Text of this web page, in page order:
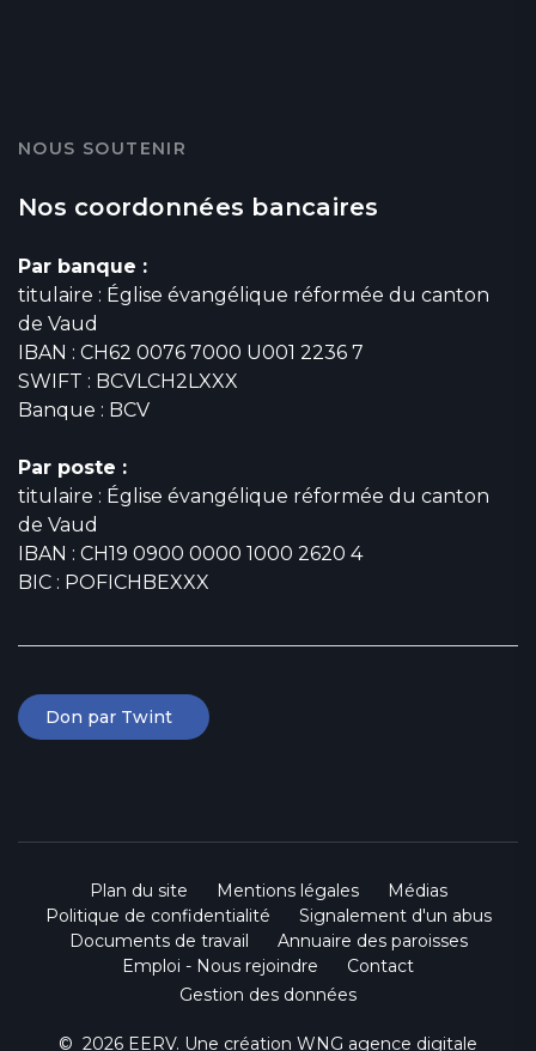
NOUS SOUTENIR
Nos coordonnées bancaires
Par banque :
titulaire : Église évangélique réformée du canton
de Vaud
IBAN : CH62 0076 7000 U001 2236 7
SWIFT : BCVLCH2LXXX
Banque : BCV
Par poste :
titulaire : Église évangélique réformée du canton
de Vaud
IBAN : CH19 0900 0000 1000 2620 4
BIC : POFICHBEXXX
Don par Twint
Plan du site Mentions légales
Médias
Politique de confidentialité
Signalement d'un abus
Documents de travail
Annuaire des paroisses
Emploi - Nous rejoindre
Contact
Gestion des données
© 2026 EERV. Une création WNG agence digitale